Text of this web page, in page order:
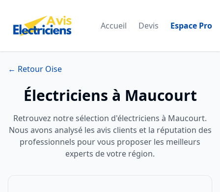
Accueil Devis Espace Pro
← Retour Oise
Électriciens à Maucourt
Retrouvez notre sélection d'électriciens à Maucourt.
Nous avons analysé les avis clients et la réputation des
professionnels pour vous proposer les meilleurs
experts de votre région.